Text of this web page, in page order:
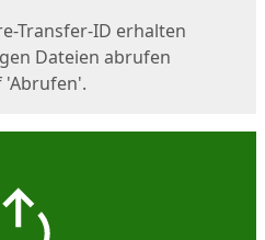
Transfer-ID erhalten
Dateien abrufen
'Abrufen'.